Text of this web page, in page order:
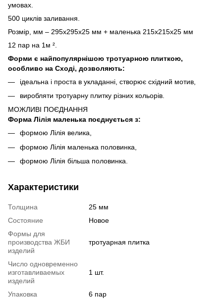
умовах.
500 циклів заливання.
Розмір, мм – 295х295х25 мм + маленька 215х215х25 мм
12 пар на 1м ².
Форми є найпопулярнішою тротуарною плиткою,
особливо на Сході, дозволяють:
ідеальна і проста в укладанні, створює східний мотив,
виробляти тротуарну плитку різних кольорів.
МОЖЛИВІ ПОЄДНАННЯ
Форма Лілія маленька поєднується з:
формою Лілія велика,
формою Лілія маленька половинка,
формою Лілія більша половинка.
Характеристики
Толщина
25 мм
Состояние
Новое
Формы для
производства ЖБИ
изделий
тротуарная плитка
Число одновременно
изготавливаемых
изделий
1 шт.
Упаковка
6 пар